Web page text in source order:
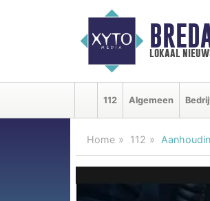
lokaal
112 Algemeen
Home 112